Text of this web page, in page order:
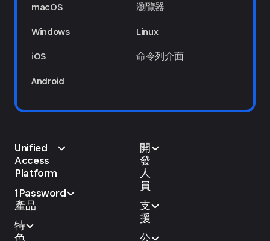
macOS
Windows
iOS
Android
瀏覽器
Linux
命令列介面
Unified
Access
Platform
1Password
產品
特
色
開
發
人
員
支
援
公